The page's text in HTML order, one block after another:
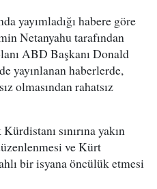
yayımladığı habere göre
Netanyahu tarafından
ABD Başkanı Donald
yayınlanan haberlerde,
olmasından rahatsız
sınırına yakın
ve Kürt
bir isyana öncülük etmesi